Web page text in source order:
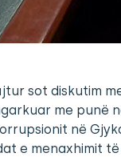
sot diskutim
me punë
në
e menaxhimit